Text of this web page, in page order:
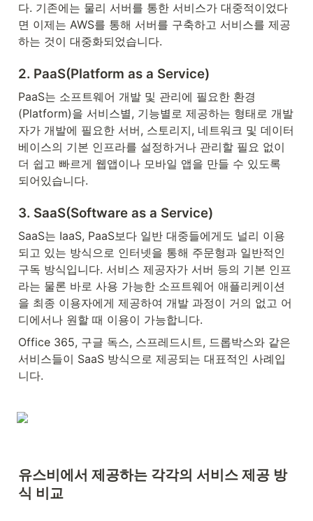
다. 기존에는 물리 서버를 통한 서비스가 대중적이었다
면 이제는 AWS를 통해 서버를 구축하고 서비스를 제공
하는 것이 대중화되었습니다.
2. PaaS(Platform as a Service)
PaaS는 소프트웨어 개발 및 관리에 필요한 환경
(Platform)을 서비스별, 기능별로 제공하는 형태로 개발
자가 개발에 필요한 서버, 스토리지, 네트워크 및 데이터
베이스의 기본 인프라를 설정하거나 관리할 필요 없이
더 쉽고 빠르게 웹앱이나 모바일 앱을 만들 수 있도록
되어있습니다.
3. SaaS(Software as a Service)
SaaS는 IaaS, PaaS보다 일반 대중들에게도 널리 이용
되고 있는 방식으로 인터넷을 통해 주문형과 일반적인
구독 방식입니다. 서비스 제공자가 서버 등의 기본 인프
라는 물론 바로 사용 가능한 소프트웨어 애플리케이션
을 최종 이용자에게 제공하여 개발 과정이 거의 없고 어
디에서나 원할 때 이용이 가능합니다.
Office 365, 구글 독스, 스프레드시트, 드롭박스와 같은
서비스들이 SaaS 방식으로 제공되는 대표적인 사례입
니다.
유스비에서 제공하는 각각의 서비스 제공 방
식 비교